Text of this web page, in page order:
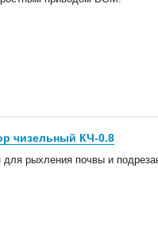
чизельный КЧ-0.8
для рыхления почвы и